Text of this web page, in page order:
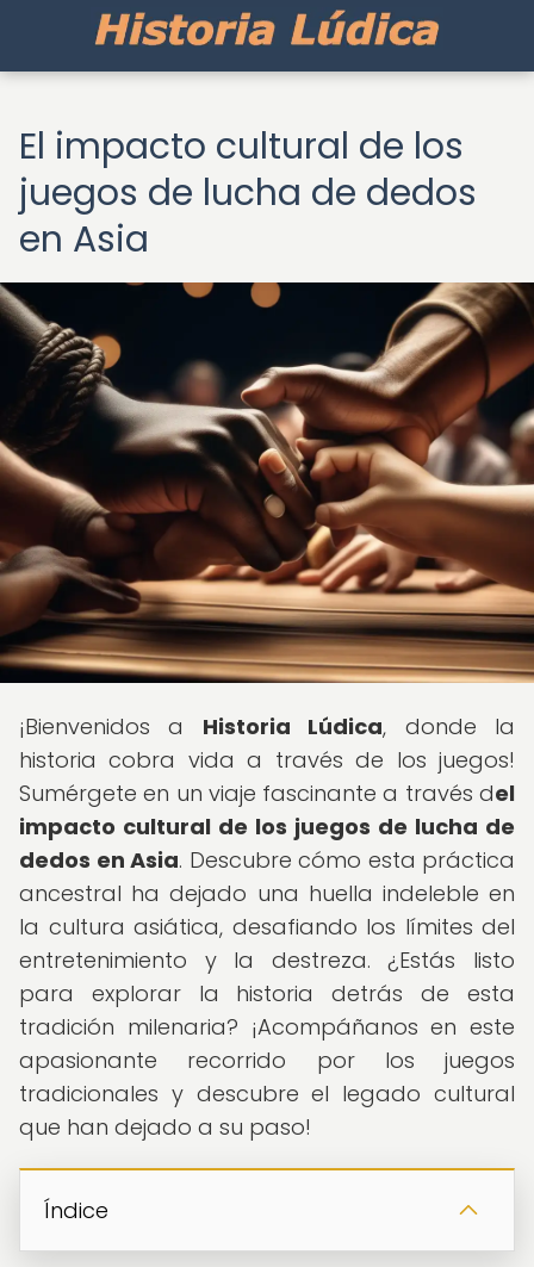
El impacto cultural de los
juegos de lucha de dedos
en Asia
¡Bienvenidos a Historia Lúdica, donde la
historia cobra vida a través de los juegos!
Sumérgete en un viaje fascinante a través del
impacto cultural de los juegos de lucha de
dedos en Asia. Descubre cómo esta práctica
ancestral ha dejado una huella indeleble en
la cultura asiática, desafiando los límites del
entretenimiento y la destreza. ¿Estás listo
para explorar la historia detrás de esta
tradición milenaria? ¡Acompáñanos en este
apasionante recorrido por los juegos
tradicionales y descubre el legado cultural
que han dejado a su paso!
Índice